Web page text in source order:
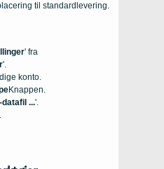
til standardlevering.
' fra
'.
konto.
Knappen.
datafil ...'.